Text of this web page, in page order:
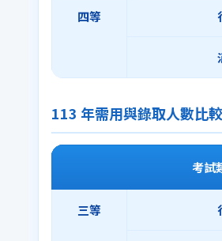
四等
113 年需用與錄取人數比
考試
三等